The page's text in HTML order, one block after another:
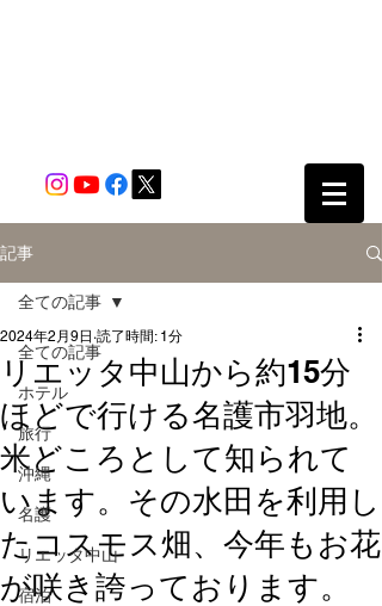
記事
全ての記事
ホテル
旅行
沖縄
名護
リエッタ中山
宿泊
全ての記事
リエッタ中山から約15分
ほどで行ける名護市羽地。
米どころとして知られて
います。その水田を利用し
たコスモス畑、今年もお花
が咲き誇っております。
2024年2月9日 読了時間: 1分